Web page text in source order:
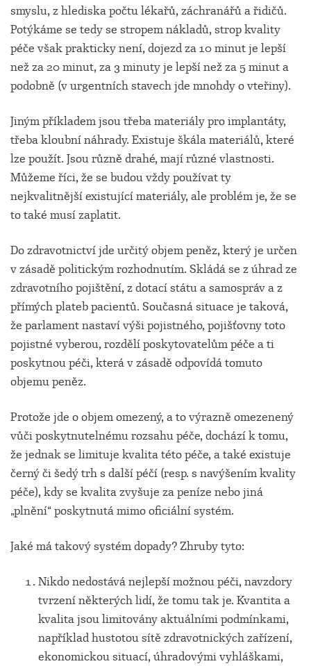
smyslu, z hlediska počtu lékařů, záchranářů a řidičů.
Potýkáme se tedy se stropem nákladů, strop kvality
péče však prakticky není, dojezd za 10 minut je lepší
než za 20 minut, za 3 minuty je lepší než za 5 minut a
podobně (v urgentních stavech jde mnohdy o vteřiny).
Jiným příkladem jsou třeba materiály pro implantáty,
třeba kloubní náhrady. Existuje škála materiálů, které
lze použít. Jsou různě drahé, mají různé vlastnosti.
Můžeme říci, že se budou vždy používat ty
nejkvalitnější existující materiály, ale problém je, že se
to také musí zaplatit.
Do zdravotnictví jde určitý objem peněz, který je určen
v zásadě politickým rozhodnutím. Skládá se z úhrad ze
zdravotního pojištění, z dotací státu a samospráv a z
přímých plateb pacientů. Současná situace je taková,
že parlament nastaví výši pojistného, pojišťovny toto
pojistné vyberou, rozdělí poskytovatelům péče a ti
poskytnou péči, která v zásadě odpovídá tomuto
objemu peněz.
Protože jde o objem omezený, a to výrazně omezenený
vůči poskytnutelnému rozsahu péče, dochází k tomu,
že jednak se limituje kvalita této péče, a také existuje
černý či šedý trh s další péčí (resp. s navýšením kvality
péče), kdy se kvalita zvyšuje za peníze nebo jiná
„plnění“ poskytnutá mimo oficiální systém.
Jaké má takový systém dopady? Zhruby tyto:
Nikdo nedostává nejlepší možnou péči, navzdory
tvrzení některých lidí, že tomu tak je. Kvantita a
kvalita jsou limitovány aktuálními podmínkami,
například hustotou sítě zdravotnických zařízení,
ekonomickou situací, úhradovými vyhláškami,